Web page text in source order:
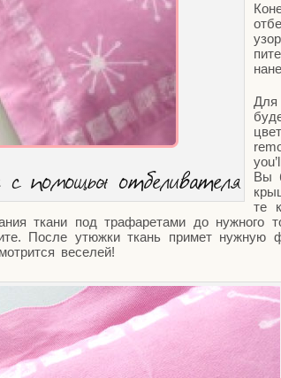
помо­щью отбеливателя
Для
Вы
те
тка­ни под тра­фа­ре­та­ми до нуж­но­го
После утюж­ки ткань при­мет нуж­ную
веселей!